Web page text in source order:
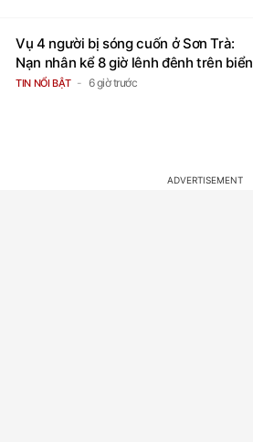
Vụ 4 người bị sóng cuốn ở Sơn Trà:
Nạn nhân kể 8 giờ lênh đênh trên biển
TIN NỔI BẬT 6 giờ trước